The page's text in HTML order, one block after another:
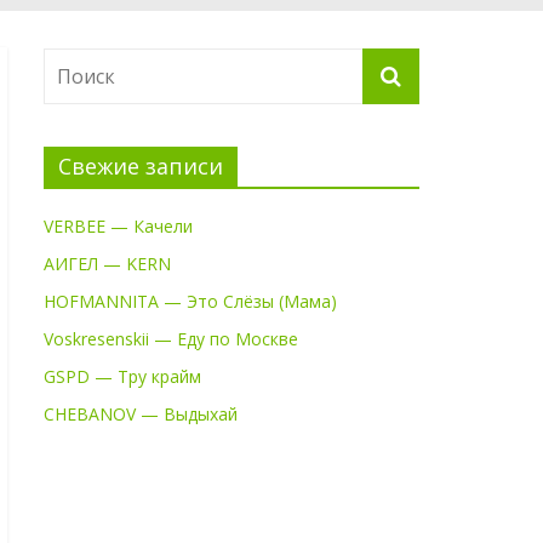
Свежие записи
VERBEE — Качели
АИГЕЛ — KERN
HOFMANNITA — Это Слёзы (Мама)
Voskresenskii — Еду по Москве
GSPD — Тру крайм
CHEBANOV — Выдыхай